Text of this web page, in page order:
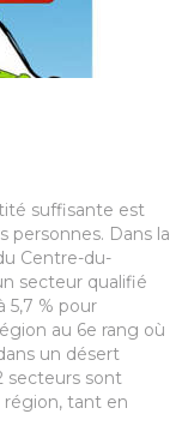
suffisante est
personnes. Dans la
Centre-du-
secteur qualifié
5,7 % pour
au 6e rang où
un désert
secteurs sont
région, tant en